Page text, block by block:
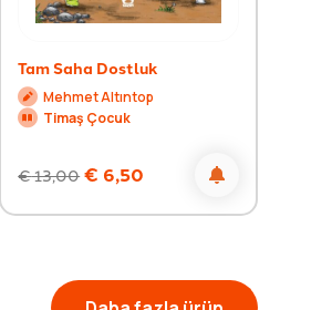
Tam Saha Dostluk
Mehmet Altıntop
Timaş Çocuk
€13,00 € 6,50